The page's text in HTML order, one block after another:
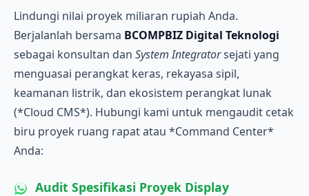
Lindungi nilai proyek miliaran rupiah Anda.
Berjalanlah bersama BCOMPBIZ Digital Teknologi
sebagai konsultan dan System Integratorsejati yang
menguasai perangkat keras, rekayasa sipil,
keamanan listrik, dan ekosistem perangkat lunak
(*Cloud CMS*). Hubungi kami untuk mengaudit cetak
biru proyek ruang rapat atau *Command Center*
Anda:
Audit Spesifikasi Proyek Display